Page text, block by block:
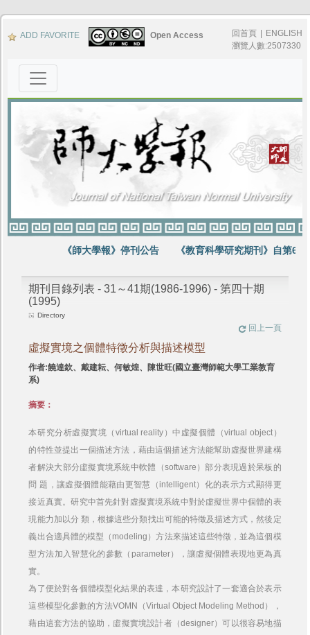
ADD FAVORITE Open Access 回首頁
ENGLISH
瀏覽人數:2507330
《師大學報》停刊公告 《教育科學研究期刊》自第64
期刊目錄列表 - 31～41期(1986-1996) - 第四十期
(1995)
Directory
回上一頁
虛擬實境之個體特徵分析與描述模型
作者:饒達欽、戴建耘、何敏煌、陳世旺(國立臺灣師範大學工業教育
系)
摘要：
本研究分析虛擬實境（virtual reality）中虛擬個體（virtual object）
的特性並提出一個描述方法，藉由這個描述方法能幫助虛擬世界建構
者解決大部分虛擬實境系統中軟體（software）部分表現過於呆板的
問 題，讓虛擬個體能藉由更智慧（intelligent）化的表示方式顯得更
接近真實。研究中首先針對虛擬實境系統中對於虛擬世界中個體的表
現能力加以分 類，根據這些分類找出可能的特徵及描述方式，然後定
義出合適具體的模型（modeling）方法來描述這些特徵，並為這個模
型方法加入智慧化的參數（parameter），讓虛擬個體表現地更為真
實。
為了便於對各個體模型化結果的表達，本研究設計了一套適合於表示
這些模型化參數的方法VOMN（Virtual Object Modeling Method），
藉由這套方法的協助，虛擬實境設計者（designer）可以很容易地描